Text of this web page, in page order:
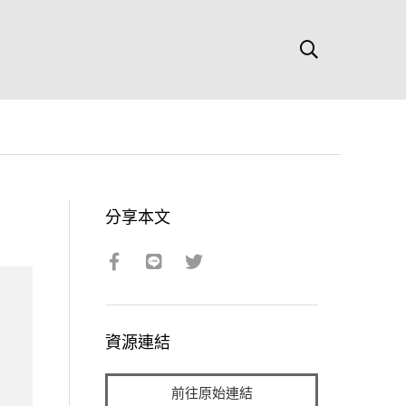
分享本文
資源連結
前往原始連結